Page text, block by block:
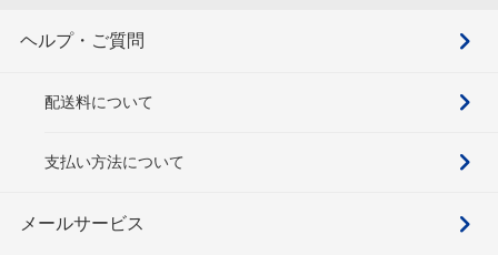
ヘルプ・ご質問
配送料について
支払い方法について
メールサービス